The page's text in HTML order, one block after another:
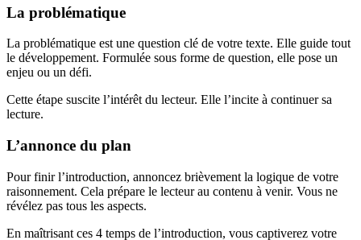
La problématique
La problématique est une question clé de votre texte. Elle guide tout
le développement. Formulée sous forme de question, elle pose un
enjeu ou un défi.
Cette étape suscite l’intérêt du lecteur. Elle l’incite à continuer sa
lecture.
L’annonce du plan
Pour finir l’introduction, annoncez brièvement la logique de votre
raisonnement. Cela prépare le lecteur au contenu à venir. Vous ne
révélez pas tous les aspects.
En maîtrisant ces 4 temps de l’introduction, vous captiverez votre